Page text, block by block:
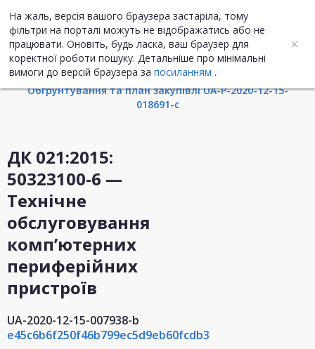
На жаль, версія вашого браузера застаріла, тому
фільтри на порталі можуть не відображатись або не
працювати. Оновіть, будь ласка, ваш браузер для
коректної роботи пошуку. Детальніше про мінімальні
вимоги до версій браузера за посиланням .
UA ENG
Інформація про закупівлю
Обгрунтування та план закупівлі UA-P-2020-12-15-
018691-c
ДК 021:2015:
50323100-6 —
Технічне
обслуговування
комп’ютерних
периферійних
пристроїв
UA-2020-12-15-007938-b
e45c6b6f250f46b799ec5d9eb60fcdb3